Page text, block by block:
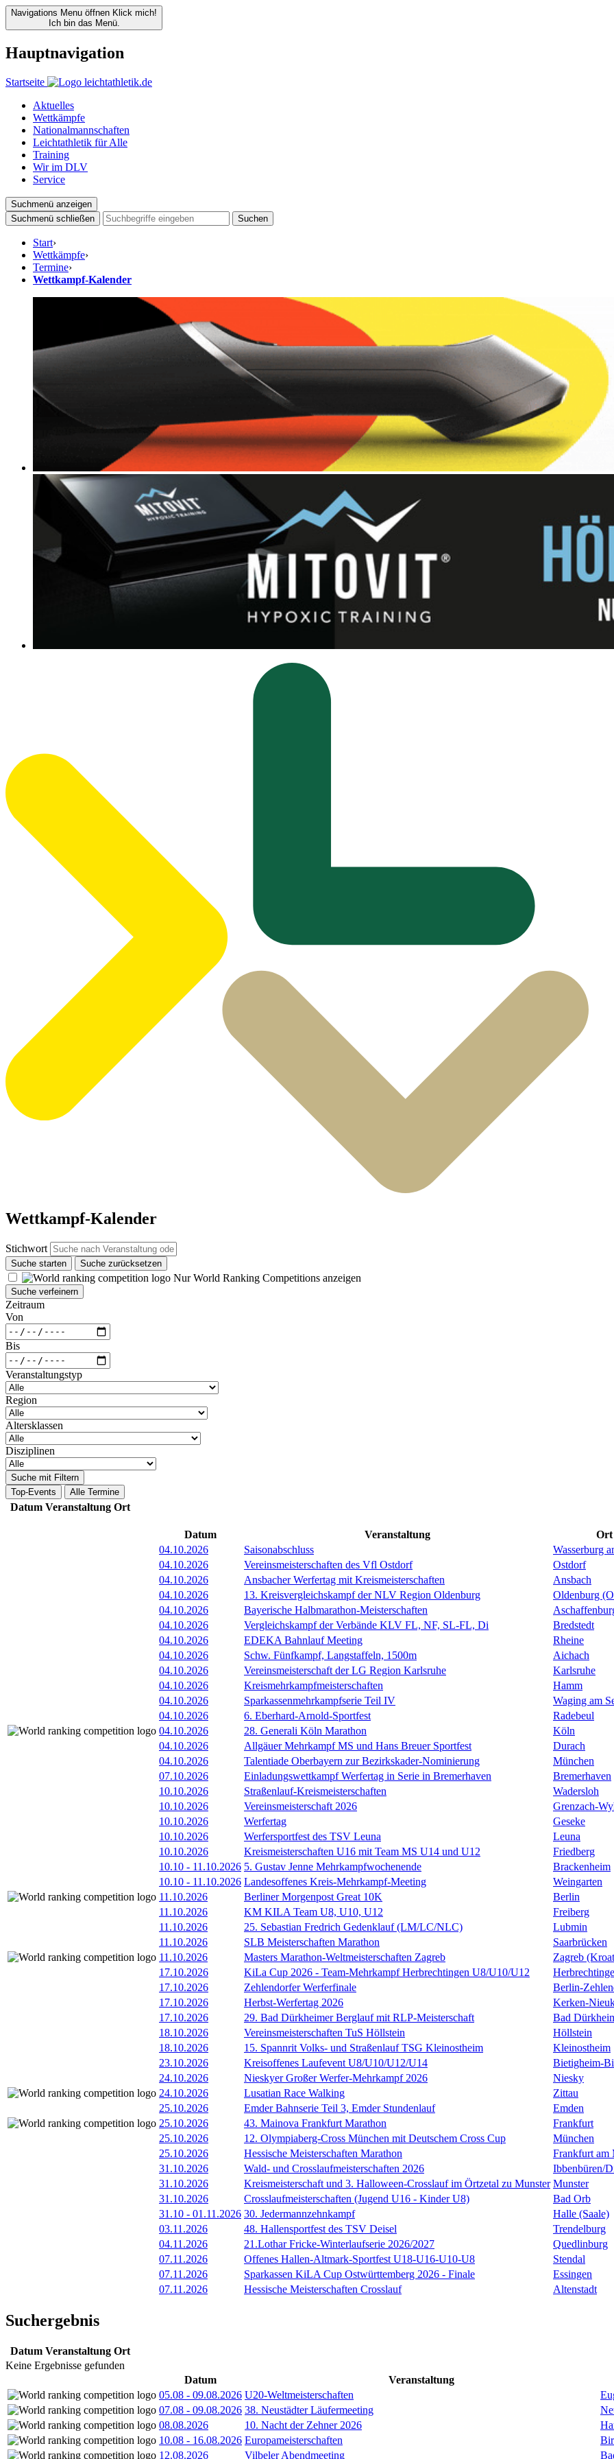
Navigations Menu öffnen Klick mich!
Ich bin das Menü.
Hauptnavigation
Startseite
Aktuelles
Wettkämpfe
Nationalmannschaften
Leichtathletik für Alle
Training
Wir im DLV
Service
Suchmenü anzeigen
Suchmenü schließen
Suchen
Start›
Wettkämpfe›
Termine›
Wettkampf-Kalender
Wettkampf-Kalender
Stichwort
Suche starten Suche zurücksetzen
Nur World Ranking Competitions anzeigen
Suche verfeinern
Zeitraum
Von
Bis
Veranstaltungstyp
Region
Altersklassen
Disziplinen
Suche mit Filtern
Top-Events
Alle Termine
Datum Veranstaltung Ort
Datum Veranstaltung
Ort
04.10.2026
Saisonabschluss
Wasserburg
04.10.2026
Vereinsmeisterschaften des Vfl Ostdorf
Ostdorf
04.10.2026
Ansbacher Werfertag mit Kreismeisterschaften
Ansbach
04.10.2026
13. Kreisvergleichskampf der NLV Region Oldenburg
Oldenburg
04.10.2026
Bayerische Halbmarathon-Meisterschaften
04.10.2026
Vergleichskampf der Verbände KLV FL, NF, SL-FL, Di
Bredstedt
04.10.2026
EDEKA Bahnlauf Meeting
Rheine
04.10.2026
Schw. Fünfkampf, Langstaffeln, 1500m
Aichach
04.10.2026
Vereinsmeisterschaft der LG Region Karlsruhe
Karlsruhe
04.10.2026
Kreismehrkampfmeisterschaften
Hamm
04.10.2026
Sparkassenmehrkampfserie Teil IV
Waging am
04.10.2026
6. Eberhard-Arnold-Sportfest
Radebeul
04.10.2026
28. Generali Köln Marathon
Köln
04.10.2026
Allgäuer Mehrkampf MS und Hans Breuer Sportfest
Durach
04.10.2026
Talentiade Oberbayern zur Bezirkskader-Nominierung
München
07.10.2026
Einladungswettkampf Werfertag in Serie in Bremerhaven
Bremerhaven
10.10.2026
Straßenlauf-Kreismeisterschaften
Wadersloh
10.10.2026
Vereinsmeisterschaft 2026
Grenzach-
10.10.2026
Werfertag
Geseke
10.10.2026
Werfersportfest des TSV Leuna
Leuna
10.10.2026
Kreismeisterschaften U16 mit Team MS U14 und U12
Friedberg
10.10 - 11.10.2026 5. Gustav Jenne Mehrkampfwochenende
Brackenheim
10.10 - 11.10.2026 Landesoffenes Kreis-Mehrkampf-Meeting
Weingarten
11.10.2026
Berliner Morgenpost Great 10K
Berlin
11.10.2026
KM KILA Team U8, U10, U12
Freiberg
11.10.2026
25. Sebastian Fredrich Gedenklauf (LM/LC/NLC)
Lubmin
11.10.2026
SLB Meisterschaften Marathon
Saarbrücken
11.10.2026
Masters Marathon-Weltmeisterschaften Zagreb
Zagreb
17.10.2026
KiLa Cup 2026 - Team-Mehrkampf Herbrechtingen U8/U10/U12
17.10.2026
Zehlendorfer Werferfinale
Berlin-
17.10.2026
Herbst-Werfertag 2026
Kerken-
17.10.2026
29. Bad Dürkheimer Berglauf mit RLP-Meisterschaft
Bad
18.10.2026
Vereinsmeisterschaften TuS Höllstein
Höllstein
18.10.2026
15. Spannrit Volks- und Straßenlauf TSG Kleinostheim
Kleinostheim
23.10.2026
Kreisoffenes Laufevent U8/U10/U12/U14
Bietigheim-
24.10.2026
Nieskyer Großer Werfer-Mehrkampf 2026
Niesky
24.10.2026
Lusatian Race Walking
Zittau
25.10.2026
Emder Bahnserie Teil 3, Emder Stundenlauf
Emden
25.10.2026
43. Mainova Frankfurt Marathon
Frankfurt
25.10.2026
12. Olympiaberg-Cross München mit Deutschem Cross Cup
München
25.10.2026
Hessische Meisterschaften Marathon
Frankfurt am
31.10.2026
Wald- und Crosslaufmeisterschaften 2026
Ibbenbüren/
31.10.2026
Kreismeisterschaft und 3. Halloween-Crosslauf im Örtzetal zu Munster Munster
31.10.2026
Crosslaufmeisterschaften (Jugend U16 - Kinder U8)
Bad Orb
31.10 - 01.11.2026 30. Jedermannzehnkampf
Halle (Saale)
03.11.2026
48. Hallensportfest des TSV Deisel
Trendelburg
04.11.2026
21.Lothar Fricke-Winterlaufserie 2026/2027
Quedlinburg
07.11.2026
Offenes Hallen-Altmark-Sportfest U18-U16-U10-U8
Stendal
07.11.2026
Sparkassen KiLA Cup Ostwürttemberg 2026 - Finale
Essingen
07.11.2026
Hessische Meisterschaften Crosslauf Altenstadt
Suchergebnis
Datum Veranstaltung Ort
Keine Ergebnisse gefunden
Datum
Veranstaltung
05.08 - 09.08.2026 U20-Weltmeisterschaften
07.08 - 09.08.2026 38. Neustädter Läufermeeting
08.08.2026
10. Nacht der Zehner 2026
10.08 - 16.08.2026 Europameisterschaften
12.08.2026
Vilbeler Abendmeeting